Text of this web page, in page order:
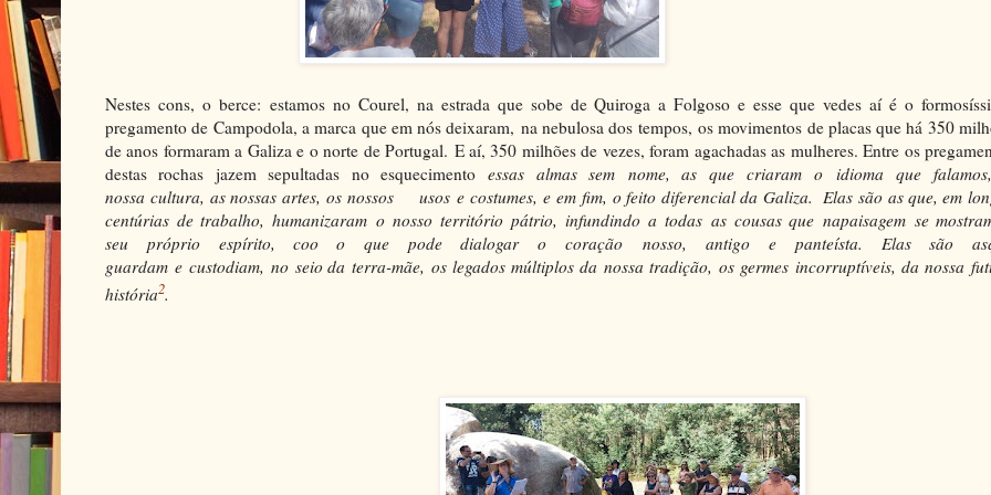
Nestes cons, o berce: estamos no Courel, na estrada que sobe de Quiroga a Folgoso e esse que vedes aí é o
pregamento de Campodola, a marca que em nós deixaram, na nebulosa dos tempos, os movimentos de placas que há 350
de anos formaram a Galiza e o norte de Portugal. E aí, 350 milhões de vezes, foram agachadas as mulheres. Entre os
destas rochas jazem sepultadas no esquecimento essas almas sem nome, as quecriaram o idiomaque falamos
nossacultura,as nossasartes,osnossos usos ecostumes, eemfim, o feitodiferencial da Galiza. Elas são asque, em l
centúrias de trabalho, humanizaram o nossoterritório pátrio, infundindoa todas as cousas que napaisagem se mostra
seu próprio espírito, coo o que pode dialogar o coração nosso, antigo e panteísta. Elas são as
guardam ecustodiam, noseio da terra-mãe,os legados múltiplos da nossa tradição, osgermes incorruptíveis,danossa
história2.